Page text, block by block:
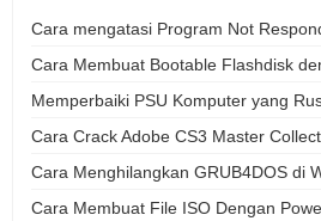
Cara mengatasi Program Not
Cara Membuat Bootable Flashdisk
Memperbaiki PSU Komputer yang
Cara Crack Adobe CS3 Master
Cara Menghilangkan GRUB4DOS di
Cara Membuat File ISO Dengan